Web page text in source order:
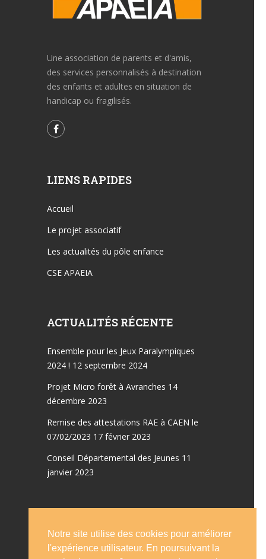
Une association de parents et d'amis,
des services personnalisés à destination
des enfants et adultes en situation de
handicap ou fragilisés.
LIENS RAPIDES
Accueil
Le projet associatif
Les actualités du pôle enfance
CSE APAEIA
ACTUALITÉS RÉCENTE
Ensemble pour les Jeux Paralympiques
2024 ! 12 septembre 2024
Projet Micro forêt à Avranches 14
décembre 2023
Remise des attestations RAE à CAEN le
07/02/2023 17 février 2023
Conseil Départemental des Jeunes 11
janvier 2023
Accueil
Emplois
Notre site utilise des cookies pour améliorer
l'expérience utilisateur. En poursuivant la